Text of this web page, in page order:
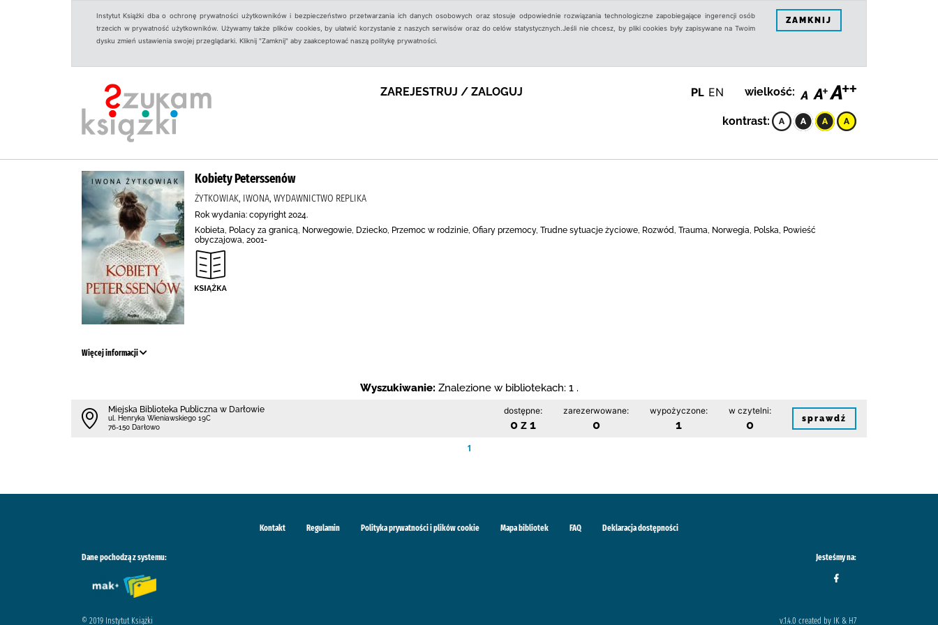
Instytut Książki dba o ochronę prywatności użytkowników i bezpieczeństwo przetwarzania ich danych osobowych oraz stosuje odpowiednie rozwiązania technologiczne zapobiegające ingerencji osób
trzecich w prywatność użytkowników. Używamy także plików cookies, by ułatwić korzystanie z naszych serwisów oraz do celów statystycznych.Jeśli nie chcesz, by pliki cookies były zapisywane na Twoim
dysku zmień ustawienia swojej przeglądarki. Kliknij "Zamknij" aby zaakceptować naszą politykę prywatności.
ZAMKNIJ
ZAREJESTRUJ / ZALOGUJ PL EN wielkość:
kontrast:
Kobiety Peterssenów
ŻYTKOWIAK, IWONA, WYDAWNICTWO REPLIKA
Rok wydania: copyright 2024.
Kobieta, Polacy za granicą, Norwegowie, Dziecko, Przemoc w rodzinie, Ofiary przemocy, Trudne sytuacje życiowe, Rozwód, Trauma, Norwegia, Polska, Powieść
obyczajowa, 2001-
Więcej informacji
Wyszukiwanie: Znalezione w bibliotekach: 1 .
Miejska Biblioteka Publiczna w Darłowie
ul. Henryka Wieniawskiego 19C
76-150 Darłowo
dostępne:
0 z 1
zarezerwowane:
0
wypożyczone:
1
w czytelni:
0 sprawdź
1
Kontakt Regulamin Polityka prywatności i plików cookie Mapa bibliotek FAQ Deklaracja dostępności
Dane pochodzą z systemu: Jesteśmy na:
© 2019 Instytut Książki v.1.4.0 created by IK & H7